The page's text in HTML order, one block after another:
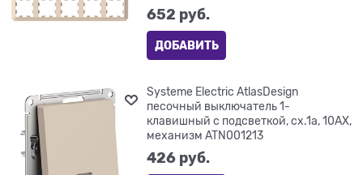
652 руб.
ДОБАВИТЬ
Systeme Electric AtlasDesign
песочный выключатель 1-
клавишный с подсветкой, сх.1а, 10АХ,
механизм ATN001213
426 руб.